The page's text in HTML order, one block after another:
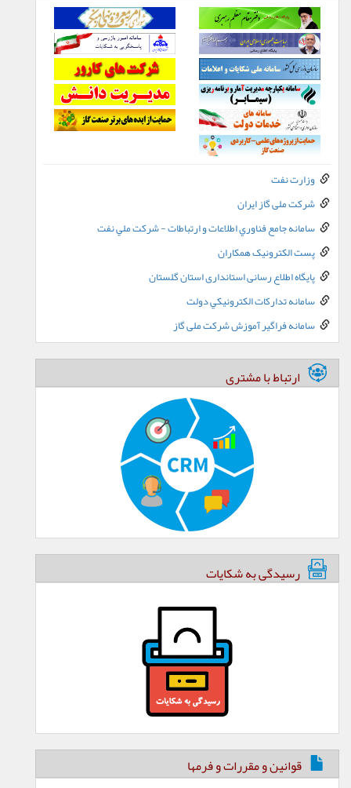
وزارت نفت
شرکت ملی گاز ایران
سامانه جامع فناوري اطلاعات و ارتباطات - شرکت ملي نفت
پست الکترونيک همکاران
پایگاه اطلاع رسانی استانداری استان گلستان
سامانه تدارکات الکترونيکي دولت
سامانه فراگیر آموزش شرکت ملی گاز
ارتباط با مشتری
رسیدگی به شکایات
قوانین و مقررات و فرمها